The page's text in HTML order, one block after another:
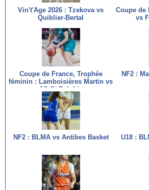
Vin't'Age 2026 : Tzekova vs
Quiblier-Bertal
Coupe de
vs
Coupe de France, Trophée
féminin : Lamboisières Martin vs
AS St Delphin
NF2 :
NF2 : BLMA vs Antibes Basket
U18 :